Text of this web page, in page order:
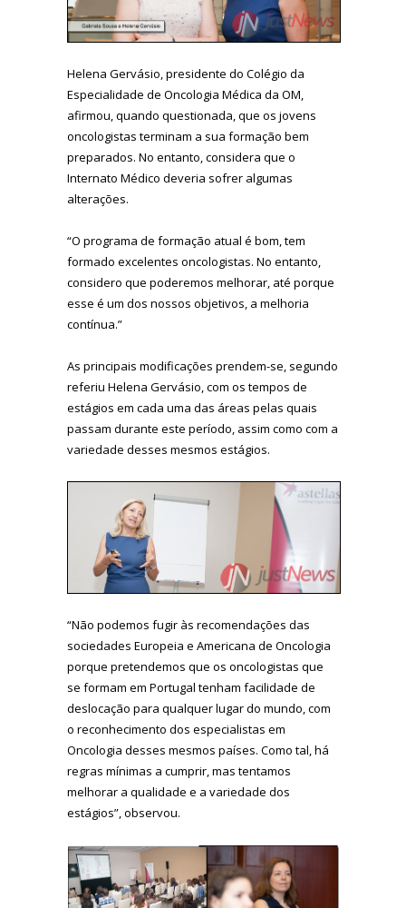
Helena Gervásio, presidente do Colégio da
Especialidade de Oncologia Médica da OM,
afirmou, quando questionada, que os jovens
oncologistas terminam a sua formação bem
preparados. No entanto, considera que o
Internato Médico deveria sofrer algumas
alterações.
“O programa de formação atual é bom, tem
formado excelentes oncologistas. No entanto,
considero que poderemos melhorar, até porque
esse é um dos nossos objetivos, a melhoria
contínua.”
As principais modificações prendem-se, segundo
referiu Helena Gervásio, com os tempos de
estágios em cada uma das áreas pelas quais
passam durante este período, assim como com a
variedade desses mesmos estágios.
“Não podemos fugir às recomendações das
sociedades Europeia e Americana de Oncologia
porque pretendemos que os oncologistas que
se formam em Portugal tenham facilidade de
deslocação para qualquer lugar do mundo, com
o reconhecimento dos especialistas em
Oncologia desses mesmos países. Como tal, há
regras mínimas a cumprir, mas tentamos
melhorar a qualidade e a variedade dos
estágios”, observou.